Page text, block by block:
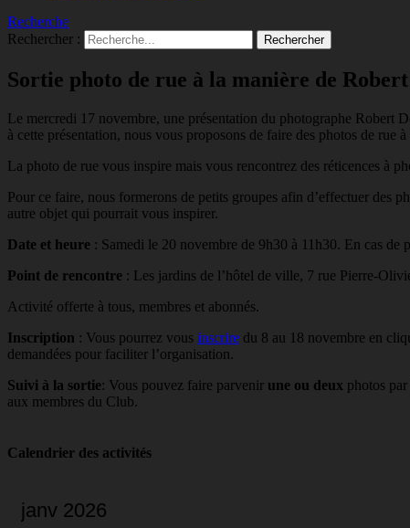
Recherche
Rechercher :
Sortie photo de rue à la manière de
Le mercredi 17 novembre, une présentation du photographe Robert
à cette présentation, nous vous proposons de faire des photos de rue
La photo de rue vous inspire mais vous rencontrez des réticences à
Pour ce faire, nous formerons de petits groupes afin d’effectuer des
autre objet qui pourrait vous inspirer.
Date et heure : Samedi le 20 novembre de 9h30 à 11h30. En cas de
Point de rencontre : Les jardins de l’hôtel de ville, 7 rue Pierre-
Activité offerte à tous, membres et abonnés.
Inscription : Vous pourrez vous inscrire du 8 au 18 novembre en
demandées pour faciliter l’organisation.
Suivi à la sortie: Vous pouvez faire parvenir une ou deux photos
aux membres du Club.
Calendrier des activités